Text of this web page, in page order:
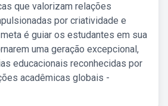
que valorizam relações
por criatividade e
é guiar os estudantes em sua
uma geração excepcional,
educacionais reconhecidas por
acadêmicas globais -